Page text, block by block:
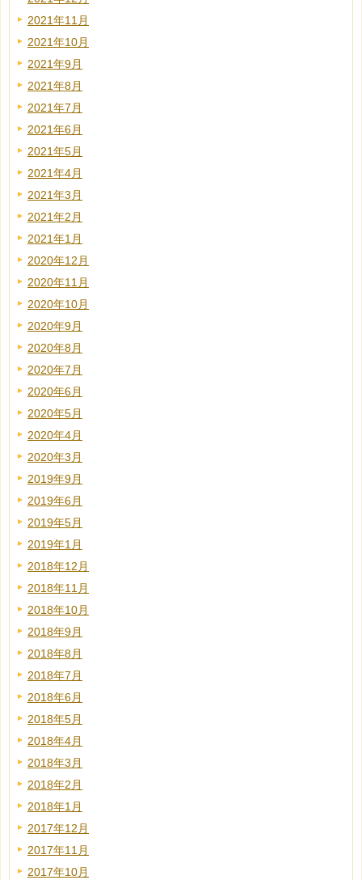
2021年11月
2021年10月
2021年9月
2021年8月
2021年7月
2021年6月
2021年5月
2021年4月
2021年3月
2021年2月
2021年1月
2020年12月
2020年11月
2020年10月
2020年9月
2020年8月
2020年7月
2020年6月
2020年5月
2020年4月
2020年3月
2019年9月
2019年6月
2019年5月
2019年1月
2018年12月
2018年11月
2018年10月
2018年9月
2018年8月
2018年7月
2018年6月
2018年5月
2018年4月
2018年3月
2018年2月
2018年1月
2017年12月
2017年11月
2017年10月